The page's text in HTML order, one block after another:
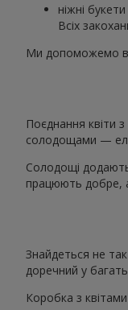
ніжні букети
Всіх
Ми допоможемо
Поєднання квіти
солодощами —
Солодощі
працюють добре, а
Знайдеться не
доречний у
Коробка з